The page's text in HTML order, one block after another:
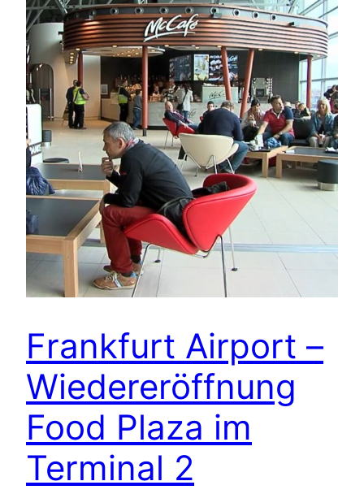
Frankfurt Airport –
Wiedereröffnung
Food Plaza im
Terminal 2